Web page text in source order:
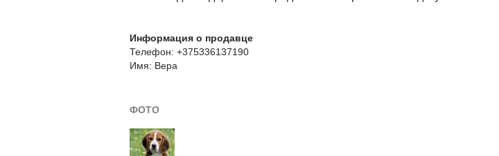
Информация о продавце
Телефон: +375336137190
Имя: Вера
ФОТО